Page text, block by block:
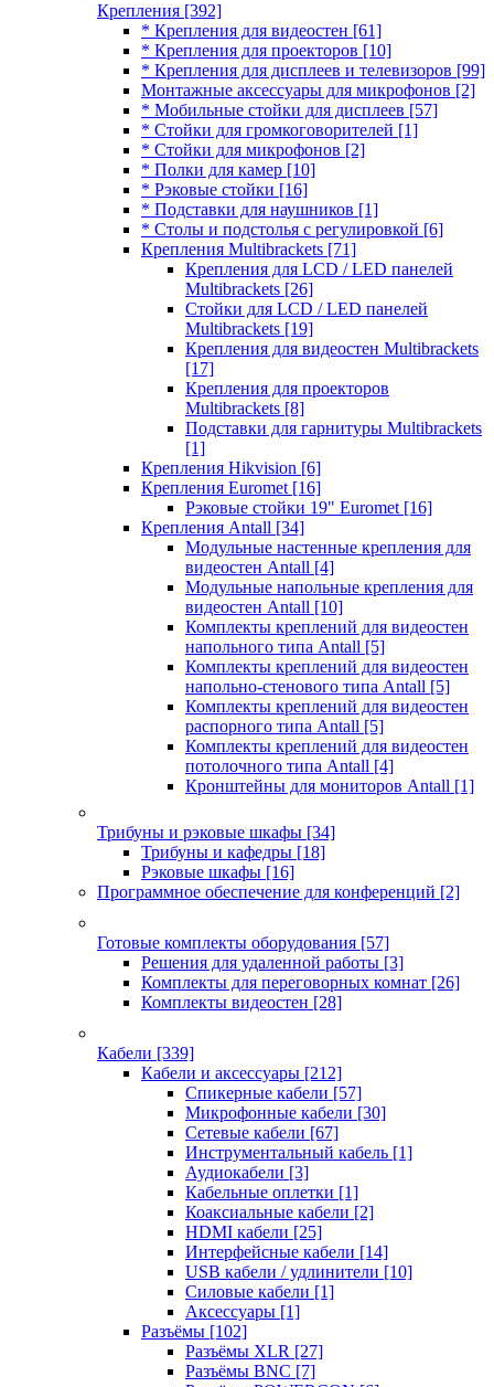
Крепления [392]
* Крепления для видеостен [61]
* Крепления для проекторов [10]
* Крепления для дисплеев и телевизоров [99]
Монтажные аксессуары для микрофонов [2]
* Мобильные стойки для дисплеев [57]
* Стойки для громкоговорителей [1]
* Стойки для микрофонов [2]
* Полки для камер [10]
* Рэковые стойки [16]
* Подставки для наушников [1]
* Столы и подстолья с регулировкой [6]
Крепления Multibrackets [71]
Крепления для LCD / LED панелей
Multibrackets [26]
Стойки для LCD / LED панелей
Multibrackets [19]
Крепления для видеостен Multibrackets
[17]
Крепления для проекторов
Multibrackets [8]
Подставки для гарнитуры Multibrackets
[1]
Крепления Hikvision [6]
Крепления Euromet [16]
Рэковые стойки 19" Euromet [16]
Крепления Antall [34]
Модульные настенные крепления для
видеостен Antall [4]
Модульные напольные крепления для
видеостен Antall [10]
Комплекты креплений для видеостен
напольного типа Antall [5]
Комплекты креплений для видеостен
напольно-стенового типа Antall [5]
Комплекты креплений для видеостен
распорного типа Antall [5]
Комплекты креплений для видеостен
потолочного типа Antall [4]
Кронштейны для мониторов Antall [1]
Трибуны и рэковые шкафы [34]
Трибуны и кафедры [18]
Рэковые шкафы [16]
Программное обеспечение для конференций [2]
Готовые комплекты оборудования [57]
Решения для удаленной работы [3]
Комплекты для переговорных комнат [26]
Комплекты видеостен [28]
Кабели [339]
Кабели и аксессуары [212]
Спикерные кабели [57]
Микрофонные кабели [30]
Сетевые кабели [67]
Инструментальный кабель [1]
Аудиокабели [3]
Кабельные оплетки [1]
Коаксиальные кабели [2]
HDMI кабели [25]
Интерфейсные кабели [14]
USB кабели / удлинители [10]
Силовые кабели [1]
Аксессуары [1]
Разъёмы [102]
Разъёмы XLR [27]
Разъёмы BNC [7]